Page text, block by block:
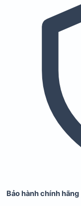
Bảo hành chính hãng